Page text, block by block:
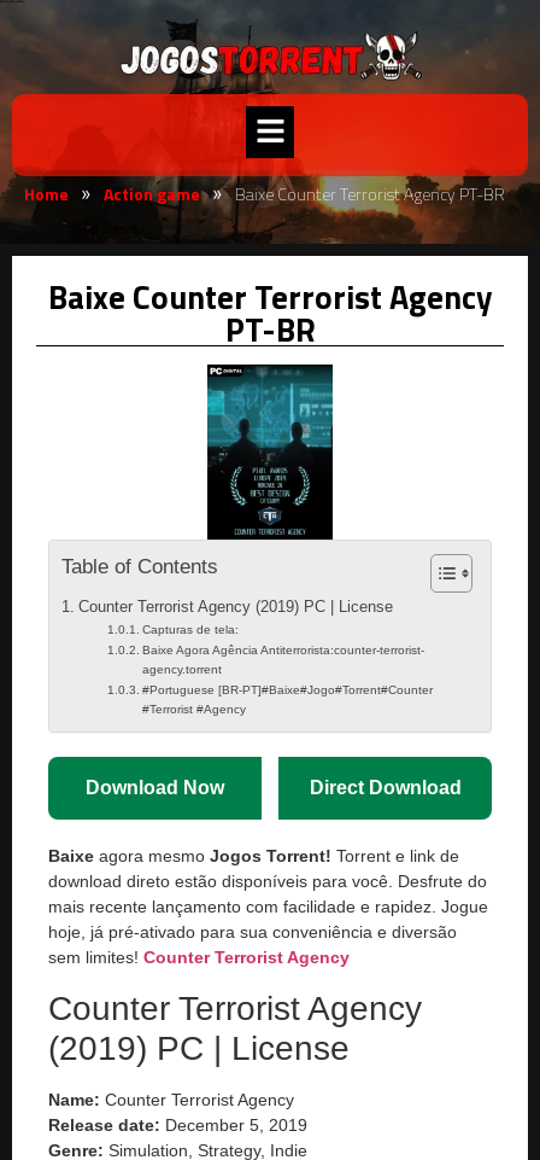
Home » Action game » Baixe Counter Terrorist Agency PT-BR
Baixe Counter Terrorist Agency
PT-BR
Table of Contents
Counter Terrorist Agency (2019) PC | License
Capturas de tela:
Baixe Agora Agência Antiterrorista:counter-terrorist-
agency.torrent
#Portuguese [BR-PT]#Baixe#Jogo#Torrent#Counter
#Terrorist #Agency
Download Now Direct Download
Baixe agora mesmo Jogos Torrent! Torrent e link de
download direto estão disponíveis para você. Desfrute do
mais recente lançamento com facilidade e rapidez. Jogue
hoje, já pré-ativado para sua conveniência e diversão
sem limites! Counter Terrorist Agency
Counter Terrorist Agency
(2019) PC | License
Name: Counter Terrorist Agency
Release date: December 5, 2019
Genre: Simulation, Strategy, Indie